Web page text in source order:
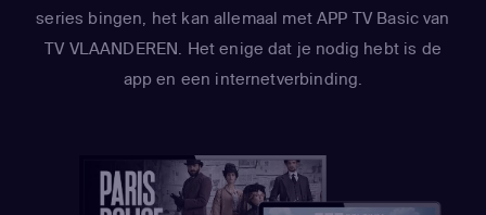
series bingen, het kan allemaal met APP TV Basic van
TV VLAANDEREN. Het enige dat je nodig hebt is de
app en een internetverbinding.